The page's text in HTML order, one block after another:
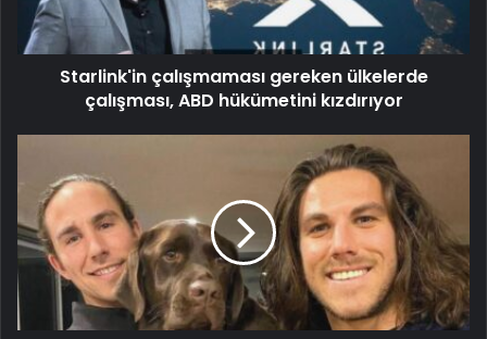
Starlink'in çalışmaması gereken ülkelerde
çalışması, ABD hükümetini kızdırıyor